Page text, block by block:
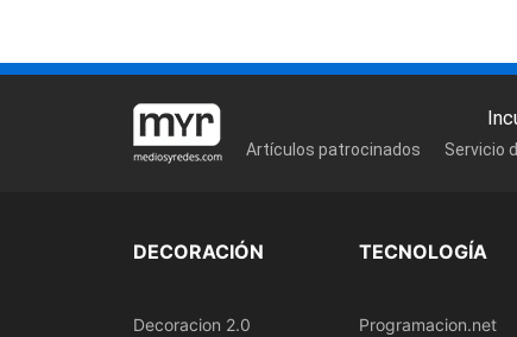
Artículos patrocinados Servicio
DECORACIÓN
Decoracion 2.0
TECNOLOGÍA
Programacion.net